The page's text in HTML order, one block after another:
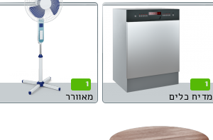
1
מדיח כלים
1
מאוורר